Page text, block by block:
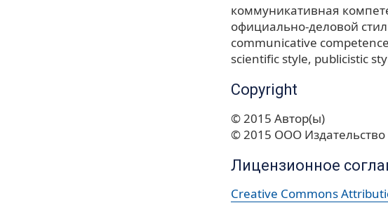
коммуникативная
официально-деловой
communicative competence
scientific style publicistic
Copyright
© 2015 Автор(ы)
© 2015 ООО Издательство
Лицензионное
Creative Commons